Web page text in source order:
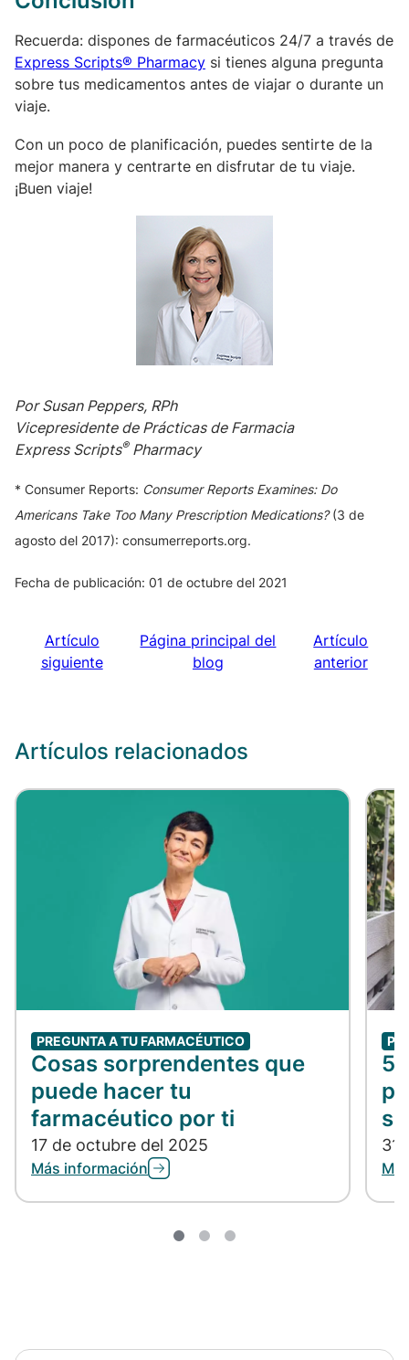
Recuerda: dispones de farmacéuticos 24/7 a través de
Express Scripts® Pharmacy si tienes alguna pregunta
sobre tus medicamentos antes de viajar o durante un
viaje.
Con un poco de planificación, puedes sentirte de la
mejor manera y centrarte en disfrutar de tu viaje.
¡Buen viaje!
Por Susan Peppers, RPh
Vicepresidente de Prácticas de Farmacia
Express Scripts®Pharmacy
* Consumer Reports: Consumer Reports Examines: Do
Americans Take Too Many Prescription Medications?(3 de
agosto del 2017): consumerreports.org.
Fecha de publicación: 01 de octubre del 2021
Artículo
siguiente
Página principal del
blog
Artículo
anterior
Artículos relacionados
PREGUNTA A TU FARMACÉUTICO
Cosas sorprendentes que
puede hacer tu
farmacéutico por ti
17 de octubre del 2025
Más información
5
31